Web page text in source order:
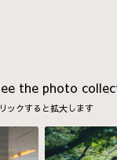
the photo
ックすると拡大します